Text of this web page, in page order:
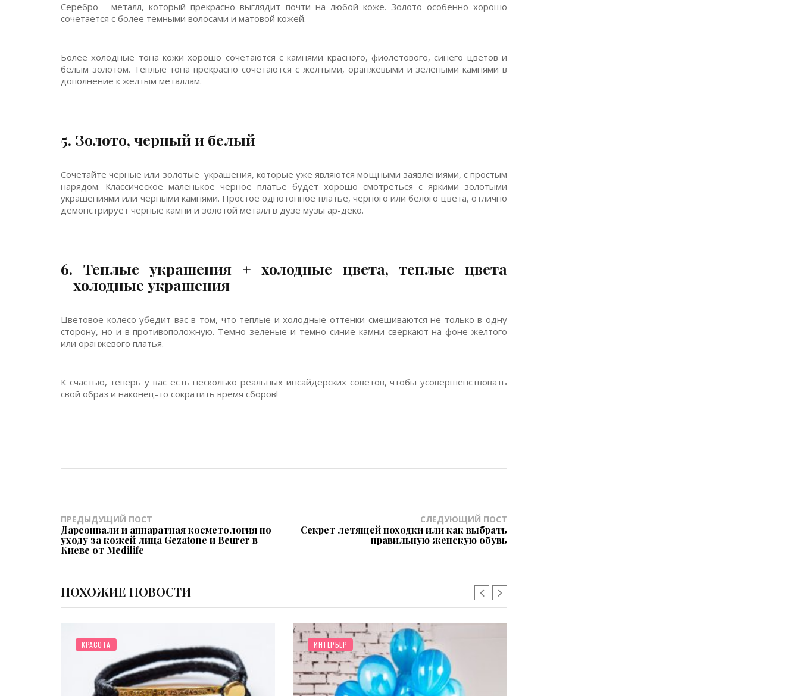
Серебро - металл, который прекрасно выглядит почти на любой коже. Золото особенно хорошо
сочетается с более темными волосами и матовой кожей.
Более холодные тона кожи хорошо сочетаются с камнями красного, фиолетового, синего цветов и
белым золотом. Теплые тона прекрасно сочетаются с желтыми, оранжевыми и зелеными камнями в
дополнение к желтым металлам.
5. Золото, черный и белый
Сочетайте черные или золотые украшения, которые уже являются мощными заявлениями, с простым
нарядом. Классическое маленькое черное платье будет хорошо смотреться с яркими золотыми
украшениями или черными камнями. Простое однотонное платье, черного или белого цвета, отлично
демонстрирует черные камни и золотой металл в дузе музы ар-деко.
6. Теплые украшения + холодные цвета, теплые цвета
+ холодные украшения
Цветовое колесо убедит вас в том, что теплые и холодные оттенки смешиваются не только в одну
сторону, но и в противоположную. Темно-зеленые и темно-синие камни сверкают на фоне желтого
или оранжевого платья.
К счастью, теперь у вас есть несколько реальных инсайдерских советов, чтобы усовершенствовать
свой образ и наконец-то сократить время сборов!
ПРЕДЫДУЩИЙ ПОСТ
Дарсонвали и аппаратная косметология по
уходу за кожей лица Gezatone и Beurer в
Киеве от Medilife
СЛЕДУЮЩИЙ ПОСТ
Секрет летящей походки или как выбрать
правильную женскую обувь
ПОХОЖИЕ НОВОСТИ
ДОМ
ИНТЕРЬЕР КРАСОТА